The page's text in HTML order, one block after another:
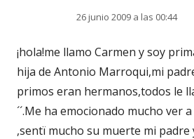
26 junio 2009 a las 00:44
¡hola!me llamo Carmen y soy
hija de Antonio Marroqui,mi
primos eran hermanos,todos le
´´.Me ha emocionado mucho ver
,sentï mucho su muerte mi padre